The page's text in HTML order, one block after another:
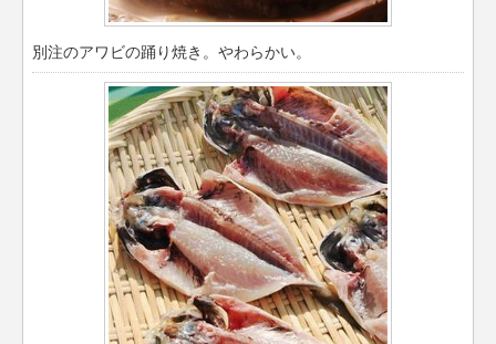
別注のアワビの踊り焼き。やわらかい。